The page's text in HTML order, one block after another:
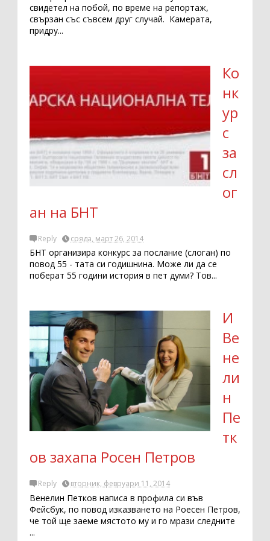
свидетел на побой, по време на репортаж,
свързан със съвсем друг случай. Камерата,
придру...
Ко
нк
ур
с
за
сл
ог
ан на БНТ
Reply сряда, март 26, 2014
БНТ организира конкурс за послание (слоган) по
повод 55 - тата си годишнина. Може ли да се
поберат 55 години история в пет думи? Тов...
И
Ве
не
ли
н
Пе
тк
ов захапа Росен Петров
Reply вторник, февруари 11, 2014
Венелин Петков написа в профила си във
Фейсбук, по повод изказването на Роесен Петров,
че той ще заеме мястото му и го мрази следните
...